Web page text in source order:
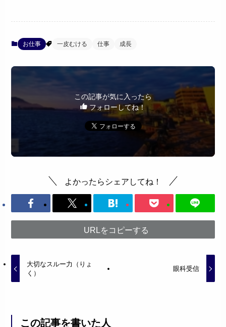
お仕事 一皮むける 仕事 成長
この記事が気に入ったら
フォローしてね！
よかったらシェアしてね！
URLをコピーする
大切なスルー力（りょ
く）
眼科受信
この記事を書いた人